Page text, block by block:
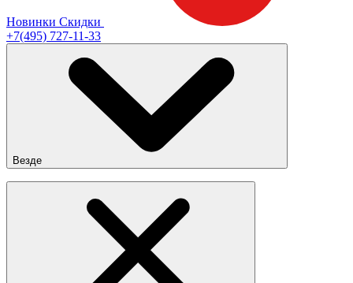
Новинки Скидки
+7(495) 727-11-33
Везде